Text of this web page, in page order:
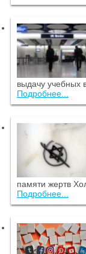
выдачу учебных
Подробнее...
памяти жертв
Подробнее...